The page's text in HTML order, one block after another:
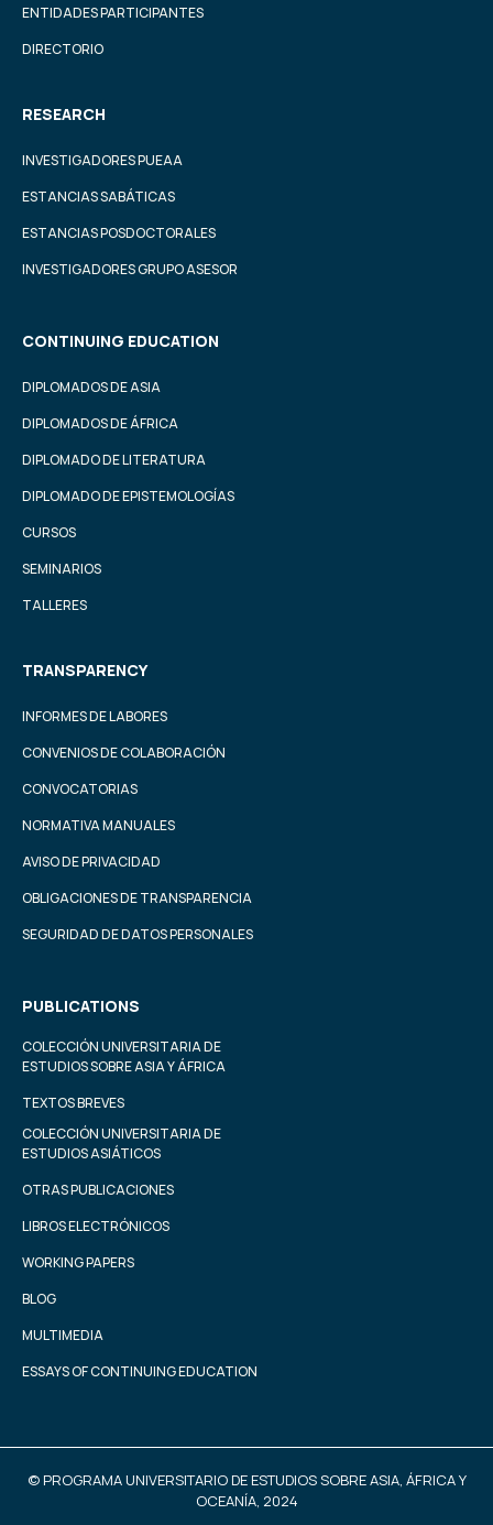
ENTIDADES PARTICIPANTES
DIRECTORIO
RESEARCH
INVESTIGADORES PUEAA
ESTANCIAS SABÁTICAS
ESTANCIAS POSDOCTORALES
INVESTIGADORES GRUPO ASESOR
CONTINUING EDUCATION
DIPLOMADOS DE ASIA
DIPLOMADOS DE ÁFRICA
DIPLOMADO DE LITERATURA
DIPLOMADO DE EPISTEMOLOGÍAS
CURSOS
SEMINARIOS
TALLERES
TRANSPARENCY
INFORMES DE LABORES
CONVENIOS DE COLABORACIÓN
CONVOCATORIAS
NORMATIVA MANUALES
AVISO DE PRIVACIDAD
OBLIGACIONES DE TRANSPARENCIA
SEGURIDAD DE DATOS PERSONALES
PUBLICATIONS
COLECCIÓN UNIVERSITARIA DE
ESTUDIOS SOBRE ASIA Y ÁFRICA
TEXTOS BREVES
COLECCIÓN UNIVERSITARIA DE
ESTUDIOS ASIÁTICOS
OTRAS PUBLICACIONES
LIBROS ELECTRÓNICOS
WORKING PAPERS
BLOG
MULTIMEDIA
ESSAYS OF CONTINUING EDUCATION
© PROGRAMA UNIVERSITARIO DE ESTUDIOS SOBRE ASIA, ÁFRICA Y
OCEANÍA, 2024